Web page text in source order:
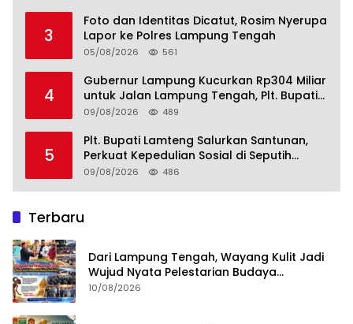
3
Foto dan Identitas Dicatut, Rosim Nyerupa
Lapor ke Polres Lampung Tengah
05/08/2026 561
4
Gubernur Lampung Kucurkan Rp304 Miliar
untuk Jalan Lampung Tengah, Plt. Bupati
Komang Koheri Apresiasi
09/08/2026 489
5
Plt. Bupati Lamteng Salurkan Santunan,
Perkuat Kepedulian Sosial di Seputih
Mataram
09/08/2026 486
Terbaru
Dari Lampung Tengah, Wayang Kulit Jadi
Wujud Nyata Pelestarian Budaya
Nusantara
10/08/2026